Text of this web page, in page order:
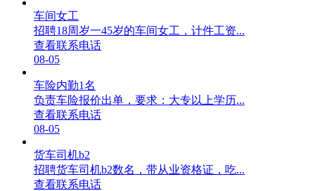
车间女工
招聘18周岁一45岁的车间女工，计件工资...
查看联系电话
08-05
车险内勤1名
负责车险报价出单，要求：大专以上学历...
查看联系电话
08-05
货车司机b2
招聘货车司机b2数名，带从业资格证，吃...
查看联系电话